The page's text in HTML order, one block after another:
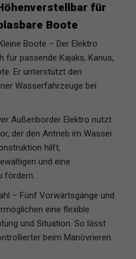
für
Boote
Boote – Der Elektro
für passende Kajaks, Kanus,
Er unterstützt den
Wasserfahrzeuge bei
Außenborder Elektro nutzt
der den Antrieb im Wasser
hilft,
und eine
fördern.
– Fünf Vorwärtsgänge und
eine flexible
und Situation. So lässt
beim Manövrieren